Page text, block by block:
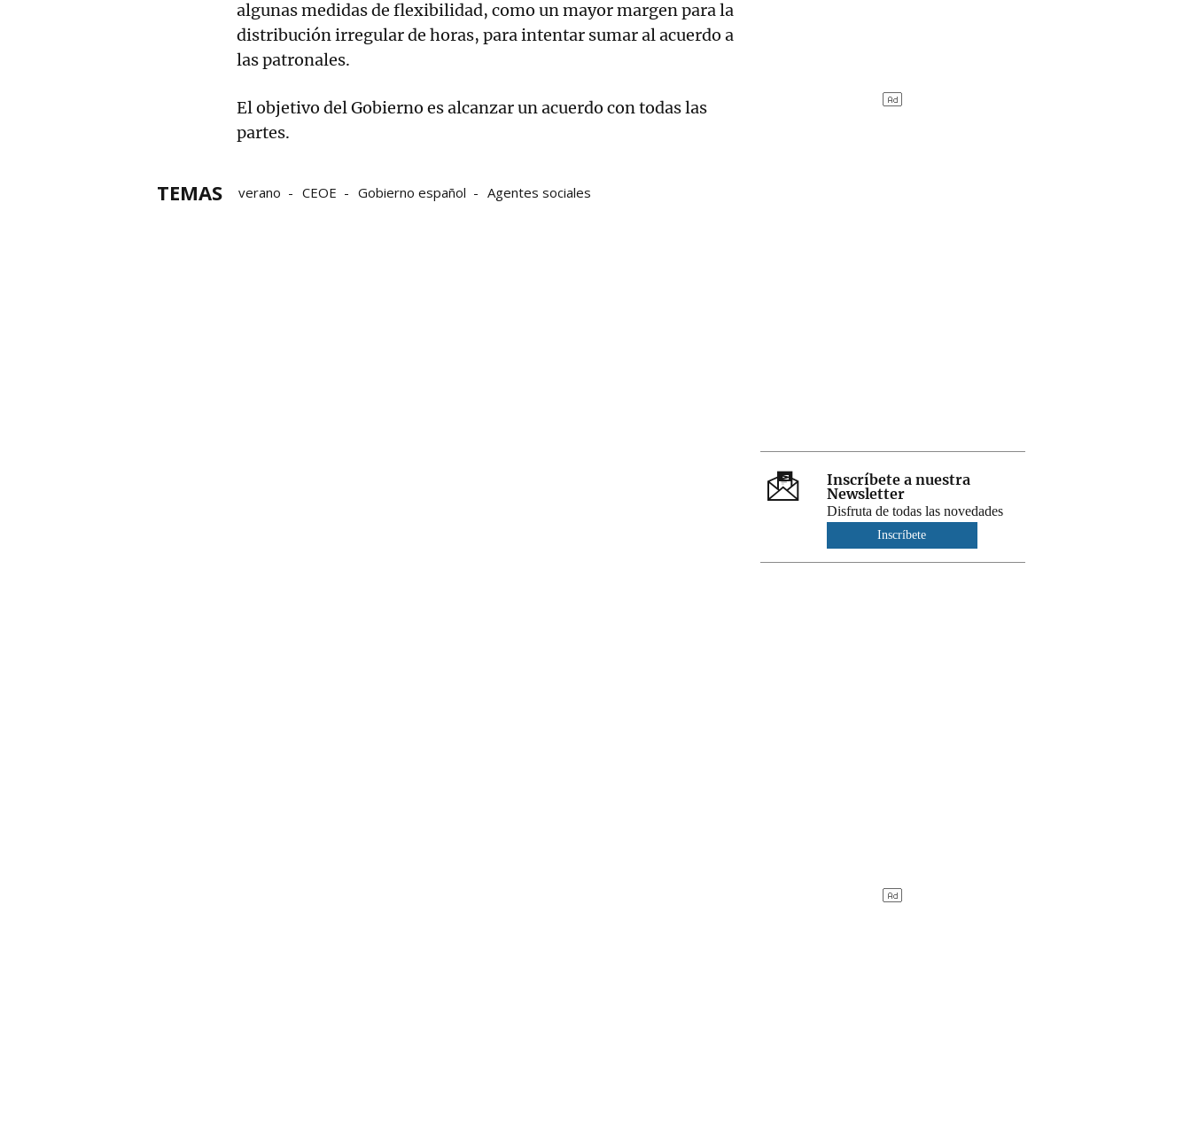
algunas medidas de flexibilidad, como un mayor margen para la
distribución irregular de horas, para intentar sumar al acuerdo a
las patronales.
El objetivo del Gobierno es alcanzar un acuerdo con todas las
partes.
TEMAS verano CEOE Gobierno español Agentes sociales
Inscríbete a nuestra
Newsletter
Disfruta de todas las novedades
Inscríbete